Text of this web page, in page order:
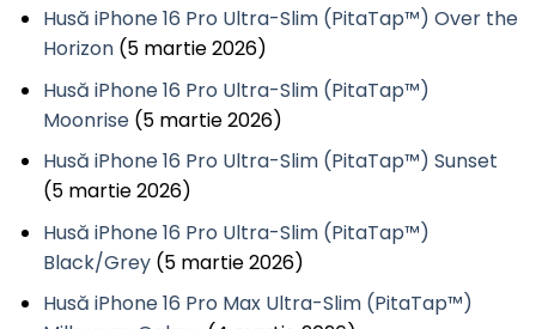
Husă iPhone 16 Pro Ultra-Slim (PitaTap™) Over the
Horizon (5 martie 2026)
Husă iPhone 16 Pro Ultra-Slim (PitaTap™)
Moonrise (5 martie 2026)
Husă iPhone 16 Pro Ultra-Slim (PitaTap™) Sunset
(5 martie 2026)
Husă iPhone 16 Pro Ultra-Slim (PitaTap™)
Black/Grey (5 martie 2026)
Husă iPhone 16 Pro Max Ultra-Slim (PitaTap™)